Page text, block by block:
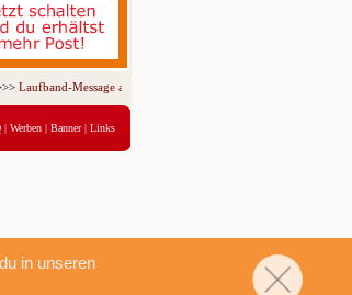
in unseren
Laufband-Message ab nur 5,95 € für 3 Tage!
| Werben | Banner| Links